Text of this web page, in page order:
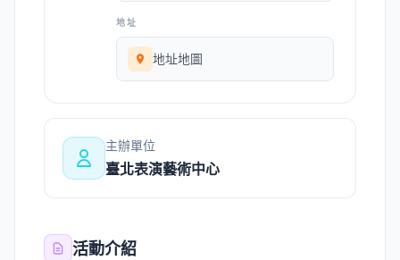
地址
地址地圖
主辦單位
臺北表演藝術中心
活動介紹